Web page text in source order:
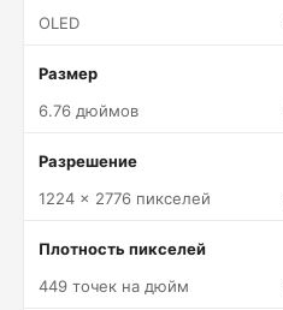
OLED
Размер
6.76 дюймов
Разрешение
1224 x 2776 пикселей
Плотность пикселей
449 точек на дюйм